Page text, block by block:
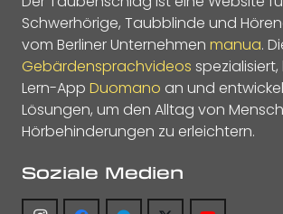
Schwerhörige, Taubblinde und
vom Berliner Unternehmen manua.
Gebärdensprachvideos
Lern-App Duomano an und
Lösungen, um den Alltag von
Hörbehinderungen zu erleichtern.
Soziale Medien